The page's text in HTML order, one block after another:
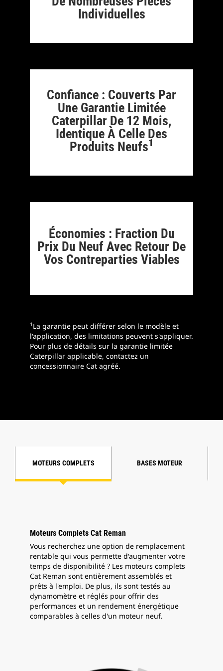
Individuelles
Confiance : Couverts Par
Une Garantie Limitée
Caterpillar De 12 Mois,
Identique À Celle Des
Produits Neufs1
Économies : Fraction Du
Prix Du Neuf Avec Retour De
Vos Contreparties Viables
1 La garantie peut différer selon le modèle et
l'application, des limitations peuvent s'appliquer.
Pour plus de détails sur la garantie limitée
Caterpillar applicable, contactez un
concessionnaire Cat agréé.
MOTEURS COMPLETS BASES MOTEUR
Moteurs Complets Cat Reman
Vous recherchez une option de remplacement
rentable qui vous permette d'augmenter votre
temps de disponibilité ? Les moteurs complets
Cat Reman sont entièrement assemblés et
prêts à l'emploi. De plus, ils sont testés au
dynamomètre et réglés pour offrir des
performances et un rendement énergétique
comparables à celles d'un moteur neuf.